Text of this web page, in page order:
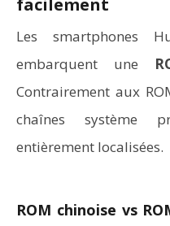
facilement
Les smartphones
embarquent une
Contrairement aux
chaînes système
entièrement localisées.
ROM chinoise vs